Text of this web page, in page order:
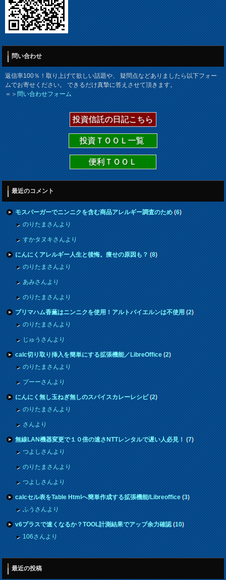
問い合わせ
返信率100％！取り上げて欲しい話題や、 疑問点などありましたら以下フォー
ムでお寄せください。 できるだけ真摯に答えさせて頂きます。
＝＞問い合わせフォーム
投資信託の日記こちら
投資ＴＯＯＬ一覧
便利ＴＯＯＬ
最近のコメント
モスバーガーでニンニクを含む商品アレルギー調査のため(6)
のりたまさんより
すかタヌキさんより
にんにくアレルギー人生と後悔。痩せの原因も？(8)
のりたまさんより
あみさんより
のりたまさんより
プリマハム香薫はニンニクを使用！アルトバイエルンは不使用(2)
のりたまさんより
じゅうさんより
calc切り取り挿入を簡単にする拡張機能／LibreOffice(2)
のりたまさんより
プーーさんより
にんにく無し玉ねぎ無しのスパイスカレーレシピ(2)
のりたまさんより
さんより
無線LAN機器変更で１０倍の速さNTTレンタルで遅い人必見！(7)
つよしさんより
のりたまさんより
つよしさんより
calcセル表をTable Htmlへ簡単作成する拡張機能/Libreoffice(3)
ふうさんより
v6プラスで速くなるか？TOOL計測結果でアップ余力確認(10)
106さんより
最近の投稿